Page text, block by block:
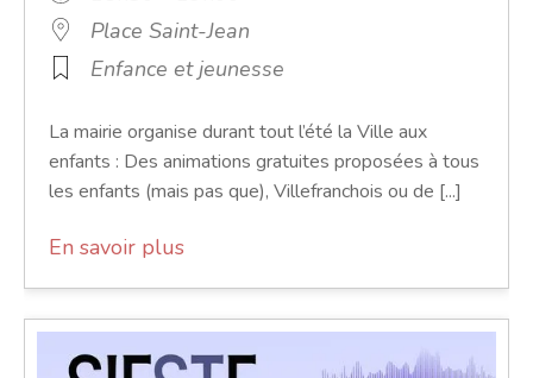
Place Saint-Jean
Enfance et jeunesse
La mairie organise durant tout l’été la Ville aux
enfants : Des animations gratuites proposées à tous
les enfants (mais pas que), Villefranchois ou de [...]
En savoir plus